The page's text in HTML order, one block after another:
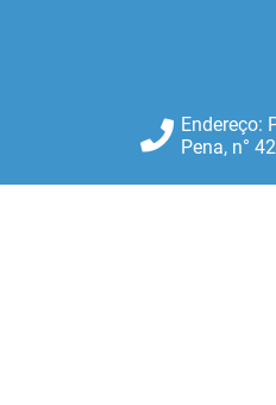
Endereço:
Pena, n°